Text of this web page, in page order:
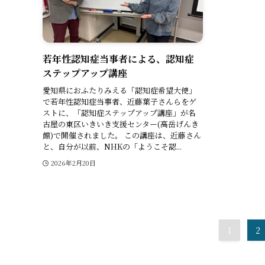
若年性認知症当事者による、認知症
ステップアップ講座
愛知県におふたりみえる「認知症希望大使」
で若年性認知症当事者、近藤葉子さんらをゲ
ストに、「認知症ステップアップ講座」が名
古屋の東区いきいき支援センター(高岳げんき
館)で開催されました。 この講座は、近藤さん
と、自分が以前、NHKの「ようこそ認...
2026年2月20日
1 2